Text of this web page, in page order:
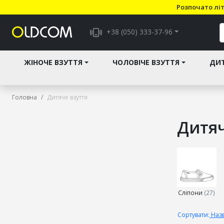
Розпочато
+38 (050) 333-37-96
ЖІНОЧЕ ВЗУТТЯ ЧОЛОВІЧЕ ВЗУТТЯ
Головна Дитяче взуття
Сліпони (27)
Сортувати: